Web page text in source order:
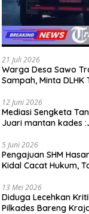
21 Juli 2026
Warga Desa Sawo
Sampah, Minta
12 Juni 2026
Mediasi Sengketa
Juari mantan kades
Membatalkan Hak
5 Juni 2026
Pengajuan SHM
Kidal Cacat Hukum,
13 Mei 2026
Diduga Lecehkan
Pilkades Bareng